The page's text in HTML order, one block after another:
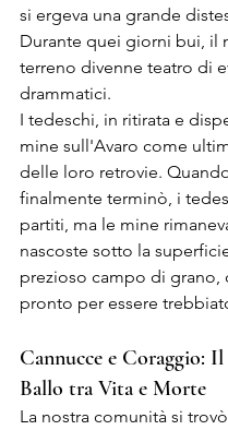
si ergeva una grande
Durante quei giorni bui, il
terreno divenne teatro di
drammatici.
I tedeschi, in ritirata e
mine sull'Avaro come
delle loro retrovie.
finalmente terminò, i
partiti, ma le mine
nascoste sotto la
prezioso campo di grano,
pronto per essere
Cannucce e Coraggio:
Ballo tra Vita e Morte
La nostra comunità si